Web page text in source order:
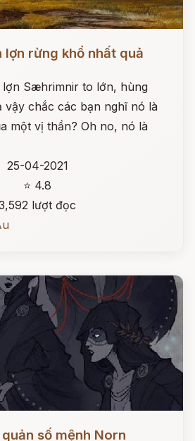
rừng khổ nhất quả
lợn Sæhrimnir to lớn, hùng
vậy chắc các bạn nghĩ nó là
một vị thần? Oh no, nó là
25-04-2021
⭐ 4.8
lượt đọc
số mệnh Norn